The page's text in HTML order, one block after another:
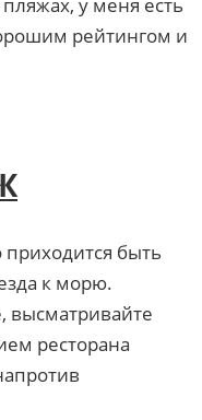
у меня есть
рейтингом и
приходится быть
к морю.
высматривайте
ресторана